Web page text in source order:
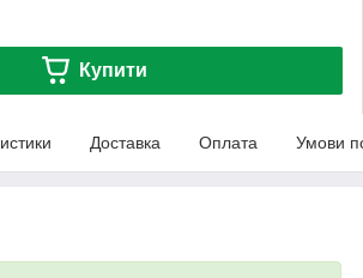
Купити
Доставка Оплата Умови